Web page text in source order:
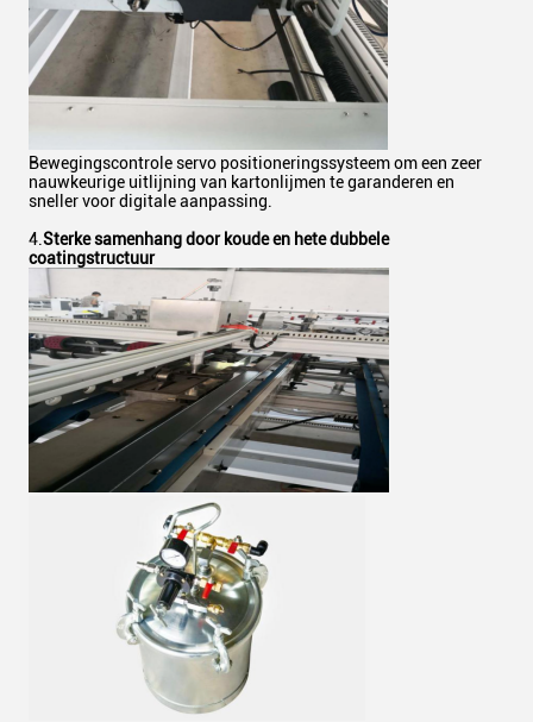
Bewegingscontrole servo positioneringssysteem om een zeer
nauwkeurige uitlijning van kartonlijmen te garanderen en
sneller voor digitale aanpassing.
4.Sterke samenhang door koude en hete dubbele
coatingstructuur